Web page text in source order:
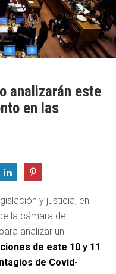
analizarán este
en las
y justicia, en
la cámara de
analizar un
de este 10 y 11
de Covid-